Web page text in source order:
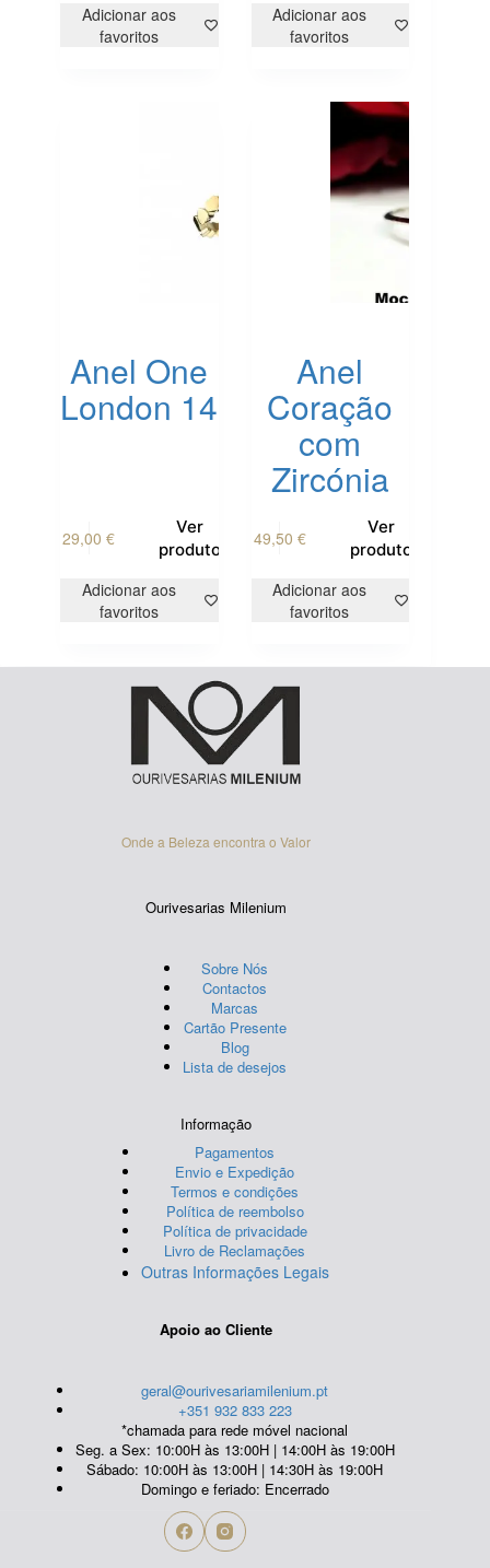
multiple
variants.
Adicionar aos
favoritos
Adicionar aos
favoritos
Anel One
London 14
29,00€
Ver
produto
product
multiple
variants.
Adicionar aos
favoritos
Anel
Coração
com
Zircónia
49,50 €
Ver
produto
product
multiple
variants.
be
chosen
on
product
Adicionar aos
favoritos
Onde a Beleza encontra o Valor
Ourivesarias Milenium
Sobre Nós
Contactos
Marcas
Cartão Presente
Blog
Lista de desejos
Informação
Pagamentos
Envio e Expedição
Termos e condições
Política de reembolso
Política de privacidade
Livro de Reclamações
Outras Informações Legais
Apoio ao Cliente
geral@ourivesariamilenium.pt
+351 932 833 223
*chamada para rede móvel nacional
Seg. a Sex: 10:00H às 13:00H | 14:00H às 19:00H
Sábado: 10:00H às 13:00H | 14:30H às 19:00H
Domingo e feriado: Encerrado